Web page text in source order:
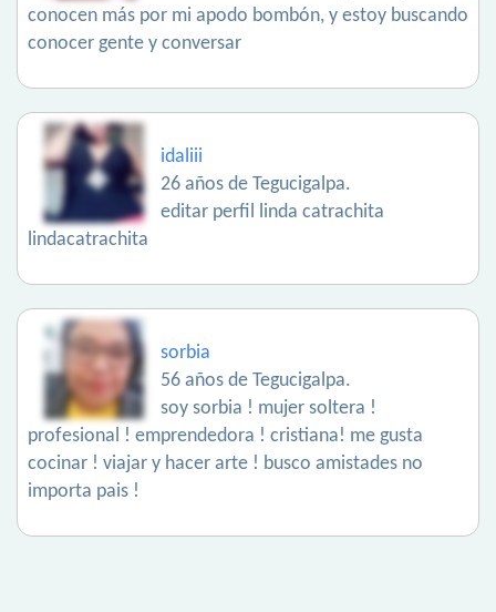
conocen más por mi apodo bombón, y estoy buscando
conocer gente y conversar
idaliii
26 años de Tegucigalpa.
editar perfil linda catrachita
lindacatrachita
sorbia
56 años de Tegucigalpa.
soy sorbia ! mujer soltera !
profesional ! emprendedora ! cristiana! me gusta
cocinar ! viajar y hacer arte ! busco amistades no
importa pais !